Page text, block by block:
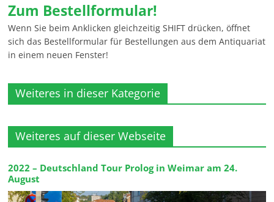
Zum Bestellformular!
Wenn Sie beim Anklicken gleichzeitig SHIFT drücken, öffnet
sich das Bestellformular für Bestellungen aus dem Antiquariat
in einem neuen Fenster!
Weiteres in dieser Kategorie
Weiteres auf dieser Webseite
2022 – Deutschland Tour Prolog in Weimar am 24.
August